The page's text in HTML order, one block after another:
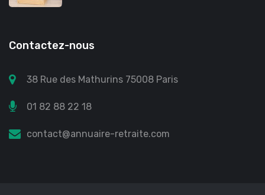
Contactez-nous
38 Rue des Mathurins 75008 Paris
01 82 88 22 18
contact@annuaire-retraite.com